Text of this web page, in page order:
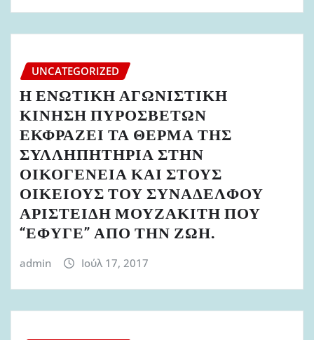
UNCATEGORIZED
Η ΕΝΩΤΙΚΗ ΑΓΩΝΙΣΤΙΚΗ
ΚΙΝΗΣΗ ΠΥΡΟΣΒΕΤΩΝ
ΕΚΦΡΑΖΕΙ ΤΑ ΘΕΡΜΑ ΤΗΣ
ΣΥΛΛΗΠΗΤΗΡΙΑ ΣΤΗΝ
ΟΙΚΟΓΕΝΕΙΑ ΚΑΙ ΣΤΟΥΣ
ΟΙΚΕΙΟΥΣ ΤΟΥ ΣΥΝΑΔΕΛΦΟΥ
ΑΡΙΣΤΕΙΔΗ ΜΟΥΖΑΚΙΤΗ ΠΟΥ
“ΕΦΥΓΕ” ΑΠΟ ΤΗΝ ΖΩΗ.
admin Ιούλ 17, 2017